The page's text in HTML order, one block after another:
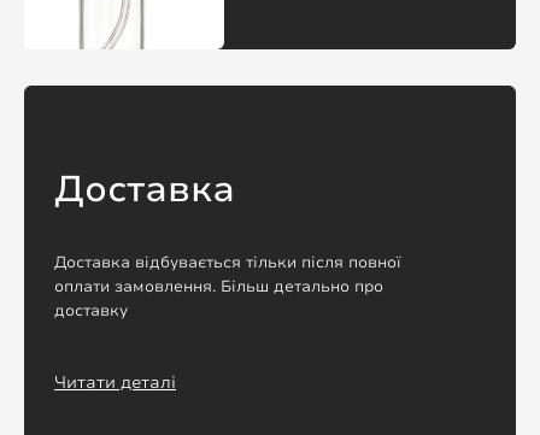
Доставка
Доставка відбувається тільки після повної
оплати замовлення. Більш детально про
доставку
Читати деталі